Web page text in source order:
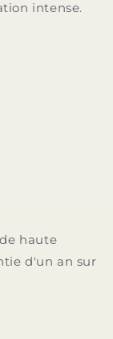
intense.
haute
d'un an sur